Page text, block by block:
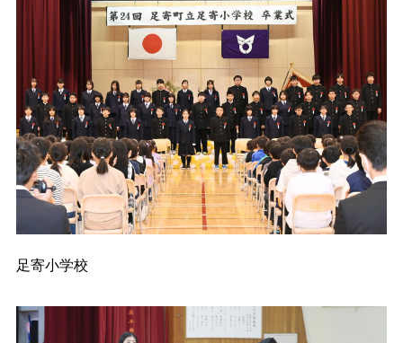
足寄小学校